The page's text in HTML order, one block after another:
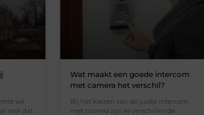
wil
snel dat
Wat maakt een goede intercom
met camera het verschil?
Bij het kiezen van de juiste intercom
met camera zijn er verschillende